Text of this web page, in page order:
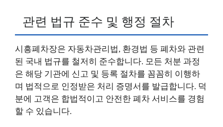
관련 법규 준수 및 행정 절차
시흥폐차장은 자동차관리법, 환경법 등 폐차와 관련
된 국내 법규를 철저히 준수합니다. 모든 처분 과정
은 해당 기관에 신고 및 등록 절차를 꼼꼼히 이행하
며 법적으로 인정받은 처리 증명서를 발급합니다. 덕
분에 고객은 합법적이고 안전한 폐차 서비스를 경험
할 수 있습니다.